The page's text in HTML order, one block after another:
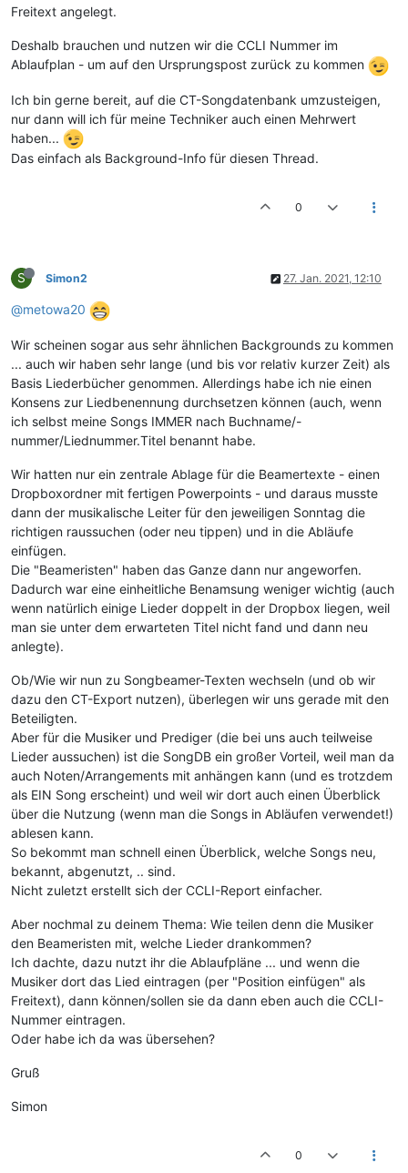
Freitext angelegt.
Deshalb brauchen und nutzen wir die CCLI Nummer im
Ablaufplan - um auf den Ursprungspost zurück zu kommen
Ich bin gerne bereit, auf die CT-Songdatenbank umzusteigen,
nur dann will ich für meine Techniker auch einen Mehrwert
haben...
Das einfach als Background-Info für diesen Thread.
0
S Simon2 27. Jan. 2021, 12:10
@metowa20
Wir scheinen sogar aus sehr ähnlichen Backgrounds zu kommen
... auch wir haben sehr lange (und bis vor relativ kurzer Zeit) als
Basis Liederbücher genommen. Allerdings habe ich nie einen
Konsens zur Liedbenennung durchsetzen können (auch, wenn
ich selbst meine Songs IMMER nach Buchname/-
nummer/Liednummer.Titel benannt habe.
Wir hatten nur ein zentrale Ablage für die Beamertexte - einen
Dropboxordner mit fertigen Powerpoints - und daraus musste
dann der musikalische Leiter für den jeweiligen Sonntag die
richtigen raussuchen (oder neu tippen) und in die Abläufe
einfügen.
Die "Beameristen" haben das Ganze dann nur angeworfen.
Dadurch war eine einheitliche Benamsung weniger wichtig (auch
wenn natürlich einige Lieder doppelt in der Dropbox liegen, weil
man sie unter dem erwarteten Titel nicht fand und dann neu
anlegte).
Ob/Wie wir nun zu Songbeamer-Texten wechseln (und ob wir
dazu den CT-Export nutzen), überlegen wir uns gerade mit den
Beteiligten.
Aber für die Musiker und Prediger (die bei uns auch teilweise
Lieder aussuchen) ist die SongDB ein großer Vorteil, weil man da
auch Noten/Arrangements mit anhängen kann (und es trotzdem
als EIN Song erscheint) und weil wir dort auch einen Überblick
über die Nutzung (wenn man die Songs in Abläufen verwendet!)
ablesen kann.
So bekommt man schnell einen Überblick, welche Songs neu,
bekannt, abgenutzt, .. sind.
Nicht zuletzt erstellt sich der CCLI-Report einfacher.
Aber nochmal zu deinem Thema: Wie teilen denn die Musiker
den Beameristen mit, welche Lieder drankommen?
Ich dachte, dazu nutzt ihr die Ablaufpläne ... und wenn die
Musiker dort das Lied eintragen (per "Position einfügen" als
Freitext), dann können/sollen sie da dann eben auch die CCLI-
Nummer eintragen.
Oder habe ich da was übersehen?
Gruß
Simon
0